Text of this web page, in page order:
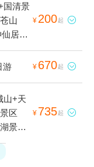
国清景
山
居
天+桃
景区
华顶
紫阳
瀑布
十八
温岭
¥ 200起 
游 ¥ 670起 
山+天
区
景区
泉山
¥ 735起 